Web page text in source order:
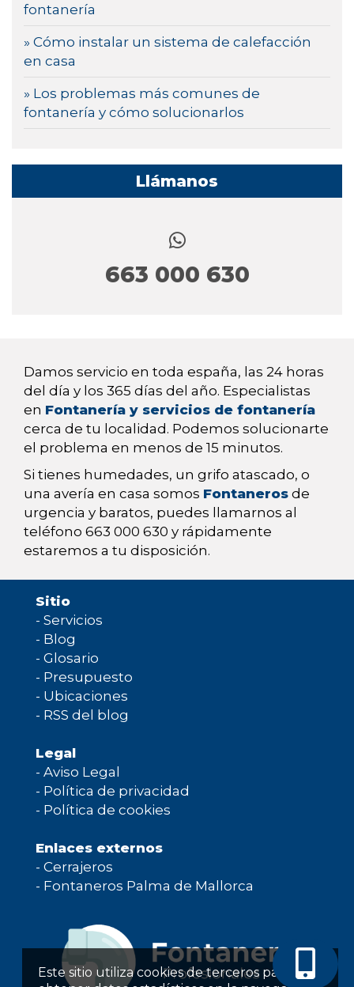
Este sitio utiliza cookies de terceros para
fontanería
» Cómo instalar un sistema de calefacción
en casa
» Los problemas más comunes de
fontanería y cómo solucionarlos
Llámanos
663 000 630
Damos servicio en toda españa, las 24 horas
del día y los 365 días del año. Especialistas
en Fontanería y servicios de fontanería
cerca de tu localidad. Podemos solucionarte
el problema en menos de 15 minutos.
Si tienes humedades, un grifo atascado, o
una avería en casa somos Fontaneros de
urgencia y baratos, puedes llamarnos al
teléfono 663 000 630 y rápidamente
estaremos a tu disposición.
Sitio
- Servicios
- Blog
- Glosario
- Presupuesto
- Ubicaciones
- RSS del blog
Legal
- Aviso Legal
- Política de privacidad
- Política de cookies
Enlaces externos
- Cerrajeros
- Fontaneros Palma de Mallorca